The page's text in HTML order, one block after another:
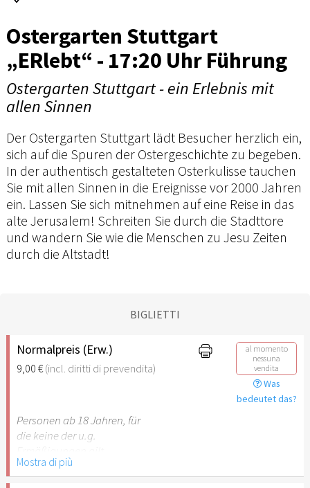
Ostergarten Stuttgart
„ERlebt“ - 17:20 Uhr Führung
Ostergarten Stuttgart - ein Erlebnis mit
allen Sinnen
Der Ostergarten Stuttgart lädt Besucher herzlich ein,
sich auf die Spuren der Ostergeschichte zu begeben.
In der authentisch gestalteten Osterkulisse tauchen
Sie mit allen Sinnen in die Ereignisse vor 2000 Jahren
ein. Lassen Sie sich mitnehmen auf eine Reise in das
alte Jerusalem! Schreiten Sie durch die Stadttore
und wandern Sie wie die Menschen zu Jesu Zeiten
durch die Altstadt!
BIGLIETTI
Normalpreis (Erw.)
9,00 €(incl. diritti di prevendita)
al momento
nessuna
vendita
Was
bedeutet das?
Personen ab 18 Jahren, für
die keine der u.g.
Mostra di più